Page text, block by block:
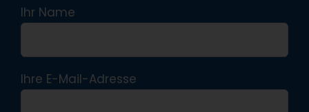
Ihr Name
Ihre E-Mail-Adresse